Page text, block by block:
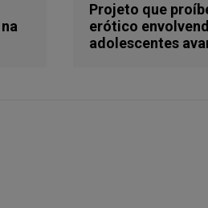
Projeto que
erótico
adolescentes